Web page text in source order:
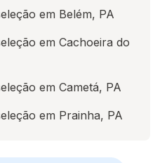
em Belém, PA
em Cachoeira do
em Cametá, PA
em Prainha, PA